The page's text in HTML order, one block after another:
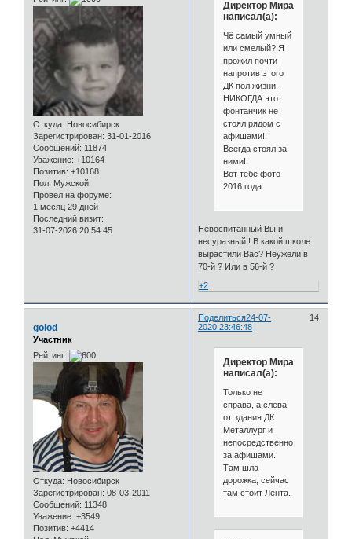
Откуда: Новосибирск
Зарегистрирован: 31-01-2016
Сообщений: 11874
Уважение: +10164
Позитив: +10168
Пол: Мужской
Провел на форуме:
1 месяц 29 дней
Последний визит:
31-07-2026 20:54:45
Директор Мира
написал(а):
Чё самый умный
или смелый? Я
прожил почти
напротив этого
ДК пол жизни.
НИКОГДА этот
фонтанчик не
стоял рядом с
афишами!!
Всегда стоял за
ними!!
Вот тебе фото
2016 года.
Невоспитанный Вы и
несуразный ! В какой школе
вырастили Вас? Неужели в
70-й ? Или в 56-й ?
+2
Поделиться 14
24-07-
2020 23:46:48
golod
Участник
Рейтинг:
Откуда: Новосибирск
Зарегистрирован: 08-03-2011
Сообщений: 11348
Уважение: +3549
Позитив: +4414
Директор Мира
написал(а):
Только не
справа, а слева
от здания ДК
Металлург и
непосредственно
за афишами.
Там шла
дорожка, сейчас
там стоит Лента.